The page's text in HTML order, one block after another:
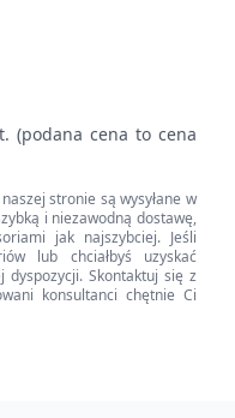
(podana cena to cena
stronie są wysyłane w
i niezawodną dostawę,
jak najszybciej. Jeśli
lub chciałbyś uzyskać
Skontaktuj się z
konsultanci chętnie Ci